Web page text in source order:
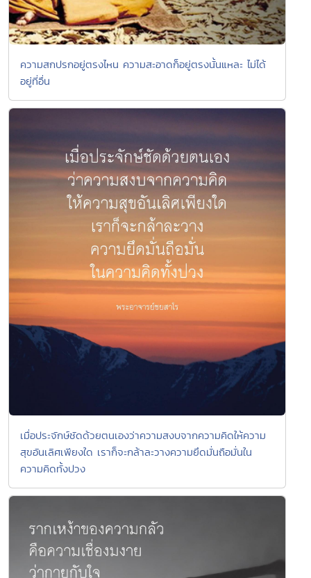
ความสกปรกอยู่ตรงไหน ความสะอาดก็อยู่ตรงนั้นแหละ ไม่ได้
อยู่ที่อื่น
เมื่อประจักษ์ชัดด้วยตนเองว่าความสงบจากความคิดให้ความ
สุขอันเลิศเพียงใด เราก็จะกล้าละวางความยึดมั่นถือมั่นใน
ความคิดทั้งปวง